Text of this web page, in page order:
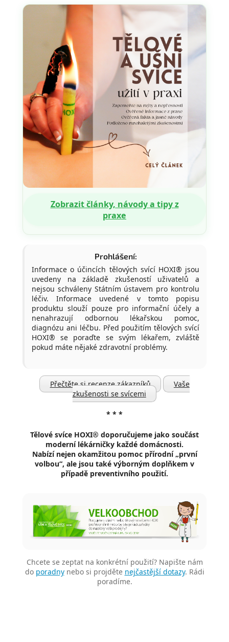
Zobrazit články, návody a tipy z
praxe
Prohlášení:
Informace o účincích tělových svící HOXI® jsou
uvedeny na základě zkušeností uživatelů a
nejsou schváleny Státním ústavem pro kontrolu
léčiv. Informace uvedené v tomto popisu
produktu slouží pouze pro informační účely a
nenahrazují odbornou lékařskou pomoc,
diagnózu ani léčbu. Před použitím tělových svící
HOXI® se poraďte se svým lékařem, zvláště
pokud máte nějaké zdravotní problémy.
Přečtěte si recenze zákazníků
Vaše
zkušenosti se svícemi
* * *
Tělové svíce HOXI® doporučujeme jako součást
moderní lékárničky každé domácnosti.
Nabízí nejen okamžitou pomoc přírodní „první
volbou“, ale jsou také výborným doplňkem v
případě preventivního použití.
Chcete se zeptat na konkrétní použití? Napište nám
do poradnynebo si projděte nejčastější dotazy. Rádi
poradíme.